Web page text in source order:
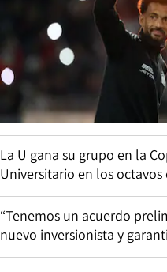
La U gana su grupo en la
Universitario en los octavos
“Tenemos un acuerdo
nuevo inversionista y